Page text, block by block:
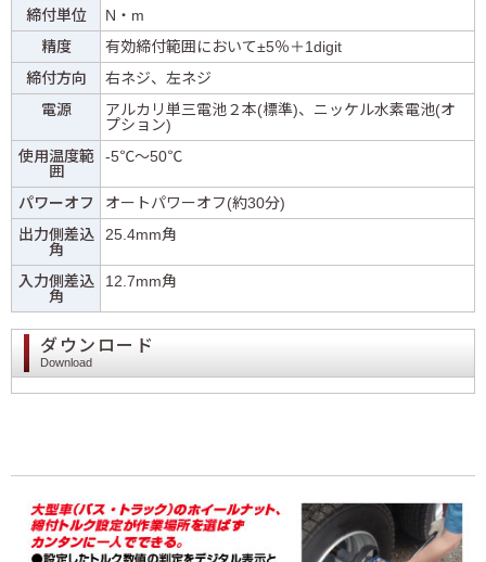
締付単位
N・m
精度
有効締付範囲において±5％＋1digit
締付方向
右ネジ、左ネジ
電源
アルカリ単三電池２本(標準)、ニッケル水素電池(オ
プション)
使用温度範
囲
-5℃〜50℃
パワーオフ
オートパワーオフ(約30分)
出力側差込
角
25.4mm角
入力側差込
角
12.7mm角
ダウンロード
Download